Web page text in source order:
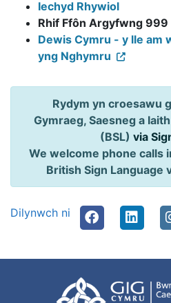
Iechyd Rhywiol
Rhif Ffôn Argyfwng 999
Dewis Cymru - y lle am
yng Nghymru
Rydym yn croesawu
Gymraeg, Saesneg a
(BSL) via
We welcome phone calls
British Sign Language
Dilynwch ni